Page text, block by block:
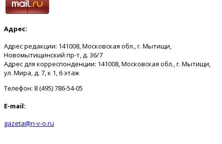
Адрес:
Адрес редакции: 141008, Московская обл., г. Мытищи,
Новомытищинский пр-т, д. 36/7
Адрес для корреспонденции: 141008, Московская обл., г. Мытищи,
ул. Мира, д. 7, к 1, 6 этаж
Телефон: 8 (495) 786-54-05
E-mail:
gazeta@n-v-o.ru